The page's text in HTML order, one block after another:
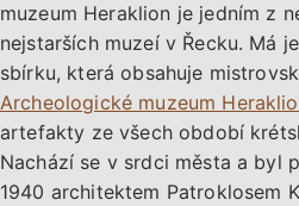
muzeum Heraklion je jedním z
nejstarších muzeí v Řecku. Má
sbírku, která obsahuje
Archeologické muzeum
artefakty ze všech období
Nachází se v srdci města a byl
1940 architektem Patroklosem